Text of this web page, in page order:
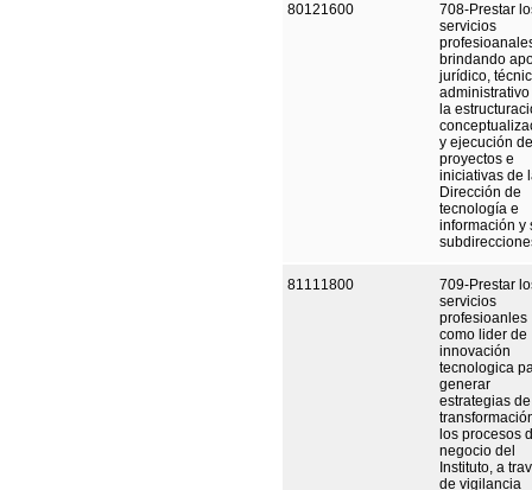
80121600
708-Prestar
servicios
brindando
jurídico,
la
y ejecución
proyectos e
iniciativas de
Dirección de
tecnología e
información y
81111800
709-Prestar
servicios
profesioanles
como lider de
innovación
tecnologica
generar
estrategias de
los procesos
negocio del
Instituto, a
de vigilancia